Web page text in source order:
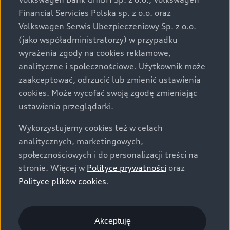
Financial Servicies Polska sp. z o.o. oraz
Volkswagen Serwis Ubezpieczeniowy Sp. z o.o.
(jako współadministratorzy) w przypadku
wyrażenia zgody na cookies reklamowe,
analityczne i społecznościowe. Użytkownik może
zaakceptować, odrzucić lub zmienić ustawienia
cookies. Może wycofać swoją zgodę zmieniając
ustawienia przeglądarki.
Wykorzystujemy cookies też w celach
analitycznych, marketingowych,
społecznościowych i do personalizacji treści na
stronie. Więcej w Polityce prywatności oraz
Polityce plików cookies.
Akceptuję
za dopłatą. Wiążące ustalenie ceny, wyposażenia i
specyfikacji pojazdu następują w umowie sprzedaży, a
określenie parametrów technicznych zawiera
świadectwo homologacji typu pojazdu. Zastrzegamy
sobie prawo do zmian i pomyłek. Wszelkie informacje
prezentowane na stronie są aktualne na dzień ich
zamieszczania. W celu uzyskania najnowszych
informacji prosimy kontaktować się z Partnerem Marki
Audi.
Wszystkie produkowane obecnie samochody marki Audi
są wykonywane z materiałów spełniających pod
względem możliwości odzysku i recyklingu wymagania
określone w normie ISO 22628 i są zgodne z
europejskimi świadectwami homologacji wydanymi wg
o.o. podlega obowiązkowi zapewnienia wszystkim
użytkownikom samochodów marki Volkswagen sieci